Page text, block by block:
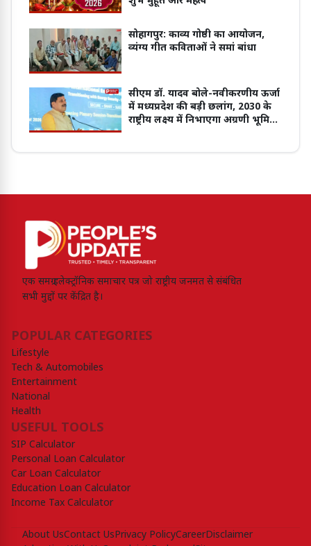
सोहागपुर: काव्य गोष्ठी का आयोजन,
व्यंग्य गीत कविताओं ने समां बांधा
सीएम डॉ. यादव बोले-नवीकरणीय ऊर्जा
में मध्यप्रदेश की बड़ी छलांग, 2030 के
राष्ट्रीय लक्ष्य में निभाएगा अग्रणी भूमिका
एक समग्र इलेक्ट्रॉनिक समाचार पत्र जो राष्ट्रीय जनमत से संबंधित
सभी मुद्दों पर केंद्रित है।
POPULAR CATEGORIES
Lifestyle
Tech & Automobiles
Entertainment
National
Health
USEFUL TOOLS
SIP Calculator
Personal Loan Calculator
Car Loan Calculator
Education Loan Calculator
Income Tax Calculator
About UsContact UsPrivacy PolicyCareerDisclaimer